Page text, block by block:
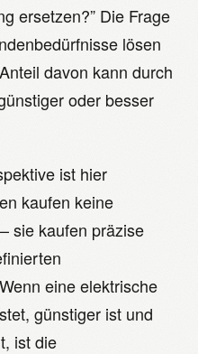
ersetzen?” Die Frage
lösen
davon kann durch
oder besser
ist hier
kaufen keine
sie kaufen präzise
eine elektrische
günstiger ist und
ist die